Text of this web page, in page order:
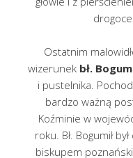
Ostatnim
wizerunek bł.
i pustelnika.
bardzo ważną
Koźminie w
roku. Bł. Bogumił
biskupem